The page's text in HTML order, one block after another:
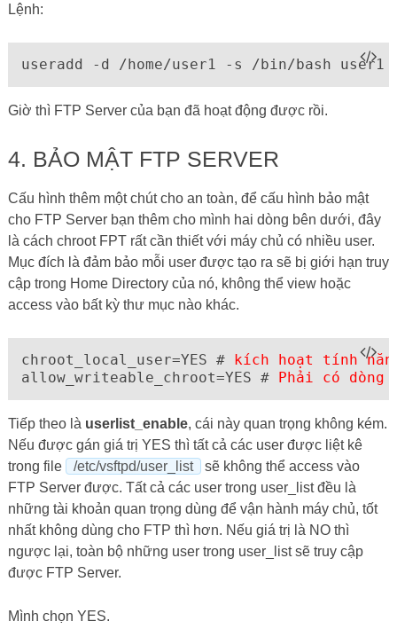
Lệnh:
useradd -d /home/user1 -s /bin/bash user1
Giờ thì FTP Server của bạn đã hoạt động được rồi.
4. BẢO MẬT FTP SERVER
Cấu hình thêm một chút cho an toàn, để cấu hình bảo mật
cho FTP Server bạn thêm cho mình hai dòng bên dưới, đây
là cách chroot FPT rất cần thiết với máy chủ có nhiều user.
Mục đích là đảm bảo mỗi user được tạo ra sẽ bị giới hạn truy
cập trong Home Directory của nó, không thể view hoặc
access vào bất kỳ thư mục nào khác.
chroot_local_user=YES # kích hoạt tính
allow_writeable_chroot=YES # Phải có dòng
Tiếp theo là userlist_enable, cái này quan trọng không kém.
Nếu được gán giá trị YES thì tất cả các user được liệt kê
trong file
/etc/vsftpd/user_list
sẽ không thể access vào
FTP Server được. Tất cả các user trong user_list đều là
những tài khoản quan trọng dùng để vận hành máy chủ, tốt
nhất không dùng cho FTP thì hơn. Nếu giá trị là NO thì
ngược lại, toàn bộ những user trong user_list sẽ truy cập
được FTP Server.
Mình chọn YES.